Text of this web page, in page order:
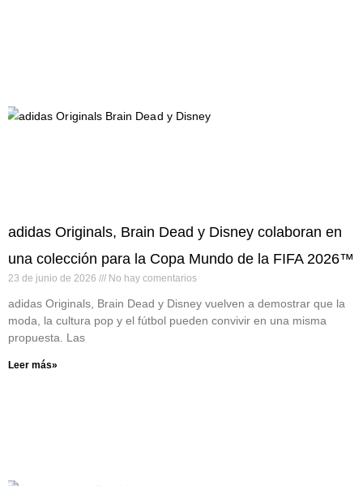
adidas Originals, Brain Dead y Disney colaboran en
una colección para la Copa Mundo de la FIFA 2026™
23 de junio de 2026 No hay comentarios
adidas Originals, Brain Dead y Disney vuelven a demostrar que la
moda, la cultura pop y el fútbol pueden convivir en una misma
propuesta. Las
Leer más»